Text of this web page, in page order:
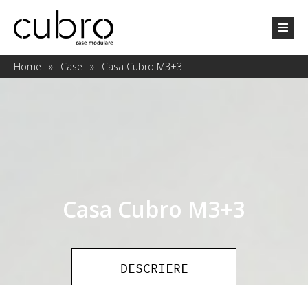
Home » Case » Casa Cubro M3+3
Casa Cubro M3+3
DESCRIERE